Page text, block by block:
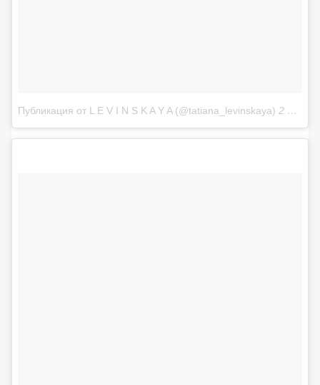
Публикация от L E V I N S K A Y A (@tatiana_levinskaya) 2 Июн 2017 в 6:06 PDT